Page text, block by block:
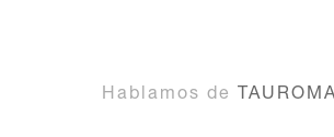
Hablamos de